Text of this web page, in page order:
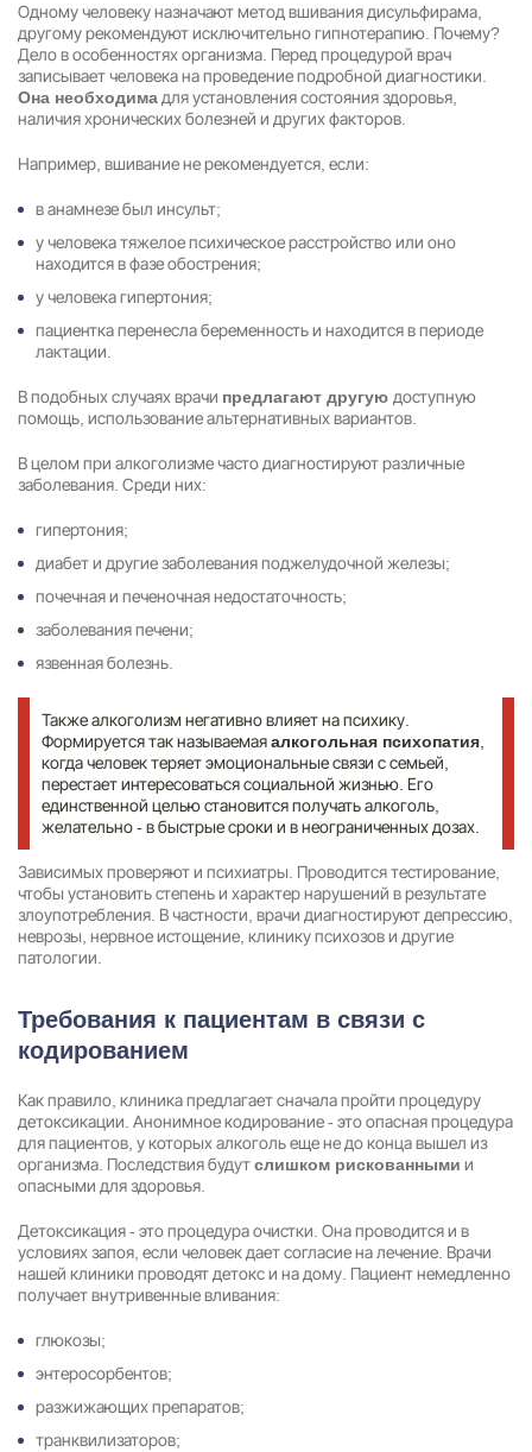
Одному человеку назначают метод вшивания дисульфирама,
другому рекомендуют исключительно гипнотерапию. Почему?
Дело в особенностях организма. Перед процедурой врач
записывает человека на проведение подробной диагностики.
Она необходимадля установления состояния здоровья,
наличия хронических болезней и других факторов.
Например, вшивание не рекомендуется, если:
в анамнезе был инсульт;
у человека тяжелое психическое расстройство или оно
находится в фазе обострения;
у человека гипертония;
пациентка перенесла беременность и находится в периоде
лактации.
В подобных случаях врачи предлагают другую доступную
помощь, использование альтернативных вариантов.
В целом при алкоголизме часто диагностируют различные
заболевания. Среди них:
гипертония;
диабет и другие заболевания поджелудочной железы;
почечная и печеночная недостаточность;
заболевания печени;
язвенная болезнь.
Также алкоголизм негативно влияет на психику.
Формируется так называемаяалкогольная психопатия
когда человек теряет эмоциональные связи с семьей,
перестает интересоваться социальной жизнью. Его
единственной целью становится получать алкоголь,
желательно - в быстрые сроки и в неограниченных дозах.
Зависимых проверяют и психиатры. Проводится тестирование,
чтобы установить степень и характер нарушений в результате
злоупотребления. В частности, врачи диагностируют депрессию,
неврозы, нервное истощение, клинику психозов и другие
патологии.
Требования к пациентам в связи с
кодированием
Как правило, клиника предлагает сначала пройти процедуру
детоксикации. Анонимное кодирование - это опасная процедура
для пациентов, у которых алкоголь еще не до конца вышел из
организма. Последствия будутслишком рискованными и
опасными для здоровья.
Детоксикация - это процедура очистки. Она проводится и в
условиях запоя, если человек дает согласие на лечение. Врачи
нашей клиники проводят детокс и на дому. Пациент немедленно
получает внутривенные вливания:
глюкозы;
энтеросорбентов;
разжижающих препаратов;
транквилизаторов;